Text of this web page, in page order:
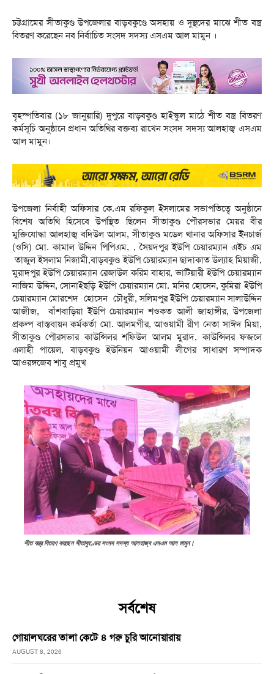
চট্টগ্রামের সীতাকুণ্ড উপজেলার বাড়বকুণ্ডে অসহায় ও দুস্থদের মাঝে শীত বস্ত্র
বিতরণ করেছেন নব নির্বাচিত সংসদ সদস্য এসএম আল মামুন ।
বৃহস্পতিবার (১৮ জানুয়ারি) দুপুরে বাড়বকুণ্ড হাইস্কুল মাঠে শীত বস্ত্র বিতরণ
কর্মসূচি অনুষ্ঠানে প্রধান অতিথির বক্তব্য রাখেন সংসদ সদস্য আলহাজ্ব এসএম
আল মামুন।
উপজেলা নির্বাহী অফিসার কে.এম রফিকুল ইসলামের সভাপতিত্বে অনুষ্ঠানে
বিশেষ অতিথি হিসেবে উপস্থিত ছিলেন সীতাকুণ্ড পৌরসভার মেয়র বীর
মুক্তিযোদ্ধা আলহাজ্ব বদিউল আলম, সীতাকুণ্ড মডেল থানার অফিসার ইনচার্জ
(ওসি) মো. কামাল উদ্দিন পিপিএম, , সৈয়দপুর ইউপি চেয়ারম্যান এইচ এম
তাজুল ইসলাম নিজামী,বাড়বকুণ্ড ইউপি চেয়ারম্যান ছাদাকাত উল্যাহ মিয়াজী,
মুরাদপুর ইউপি চেয়ারম্যান রেজাউল করিম বাহার, ভাটিয়ারী ইউপি চেয়ারম্যান
নাজিম উদ্দিন, সোনাইছড়ি ইউপি চেয়ারম্যান মো. মনির হোসেন, কুমিরা ইউপি
চেয়ারম্যান মোরশেদ হোসেন চৌধুরী, সলিমপুর ইউপি চেয়ারম্যান সালাউদ্দিন
আজীজ, বাঁশবাড়িয়া ইউপি চেয়ারম্যান শওকত আলী জাহাঙ্গীর, উপজেলা
প্রকল্প বাস্তবায়ন কর্মকর্তা মো. আলমগীর, আওয়ামী রীগ নেতা সাঈদ মিয়া,
সীতাকুণ্ড পৌরসভার কাউন্সিলর শফিউল আলম মুরাদ, কাউন্সিলর ফজলে
এলাহী পায়েল, বাড়বকুণ্ড ইউনিয়ন আওয়ামী লীগের সাধারণ সম্পাদক
আওরঙ্গজেব শাবু প্রমুখ
শীত বস্ত্র বিতরণ করছেন সীতাকুণ্ডের সংসদ সদস্য আলহাজ্ব এসএম আল মামুন।
সর্বশেষ
গোয়ালঘরের তালা কেটে ৪ গরু চুরি আনোয়ারায়
AUGUST 8, 2026